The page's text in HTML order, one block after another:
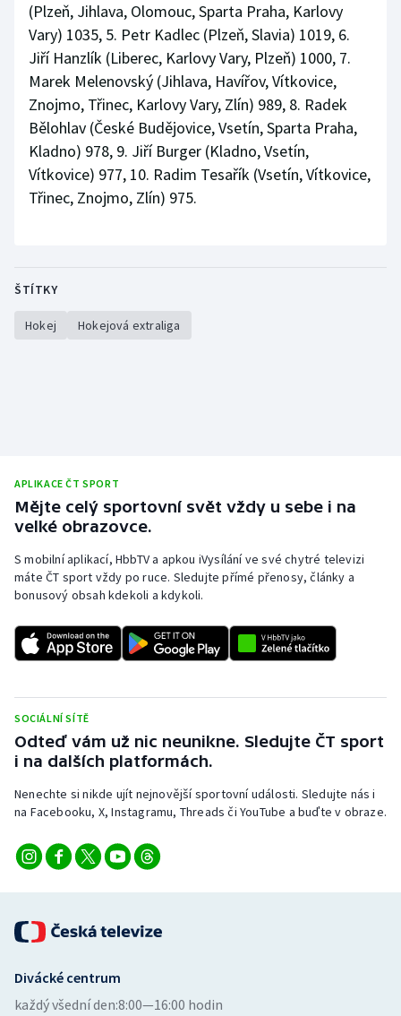
Vodní slalom
Volejbal
Ostatní
(Plzeň, Jihlava, Olomouc, Sparta Praha, Karlovy
Vary) 1035, 5. Petr Kadlec (Plzeň, Slavia) 1019, 6.
Jiří Hanzlík (Liberec, Karlovy Vary, Plzeň) 1000, 7.
Marek Melenovský (Jihlava, Havířov, Vítkovice,
Znojmo, Třinec, Karlovy Vary, Zlín) 989, 8. Radek
Bělohlav (České Budějovice, Vsetín, Sparta Praha,
Kladno) 978, 9. Jiří Burger (Kladno, Vsetín,
Vítkovice) 977, 10. Radim Tesařík (Vsetín, Vítkovice,
Třinec, Znojmo, Zlín) 975.
ŠTÍTKY
Hokej Hokejová extraliga
APLIKACE ČT SPORT
Mějte celý sportovní svět vždy u sebe i na
velké obrazovce.
S mobilní aplikací, HbbTV a apkou iVysílání ve své chytré televizi
máte ČT sport vždy po ruce. Sledujte přímé přenosy, články a
bonusový obsah kdekoli a kdykoli.
SOCIÁLNÍ SÍTĚ
Odteď vám už nic neunikne. Sledujte ČT sport
i na dalších platformách.
Nenechte si nikde ujít nejnovější sportovní události. Sledujte nás i
na Facebooku, X, Instagramu, Threads či YouTube a buďte v obraze.
Divácké centrum
každý všední den:8:00—16:00 hodin